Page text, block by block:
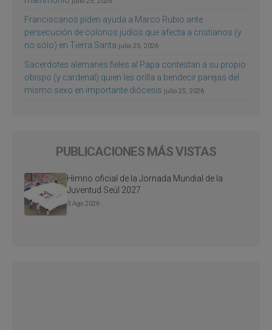
Franciscanos piden ayuda a Marco Rubio ante
persecución de colonos judíos que afecta a cristianos (y
no sólo) en Tierra Santa julio 25, 2026
Sacerdotes alemanes fieles al Papa contestan a su propio
obispo (y cardenal) quien les orilla a bendecir parejas del
mismo sexo en importante diócesis julio 25, 2026
PUBLICACIONES MÁS VISTAS
Himno oficial de la Jornada Mundial de la
Juventud Seúl 2027
3 Ago 2026